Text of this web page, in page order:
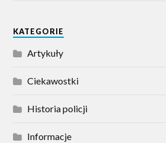
KATEGORIE
Artykuły
Ciekawostki
Historia policji
Informacje